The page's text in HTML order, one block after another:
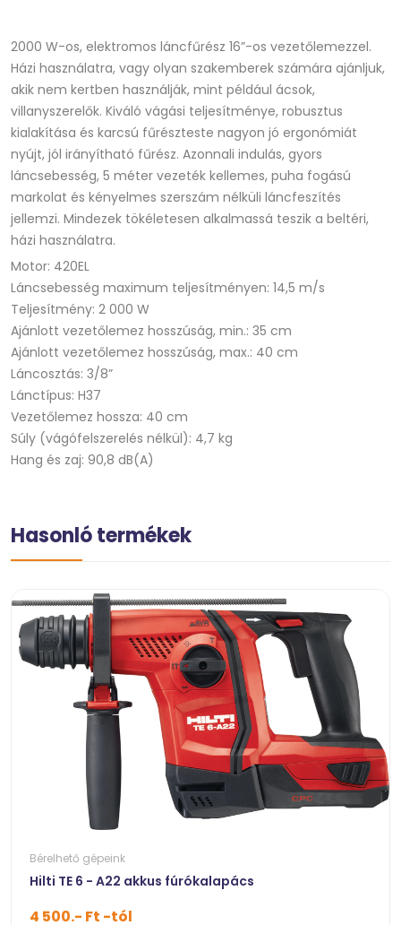
2000 W-os, elektromos láncfűrész 16”-os vezetőlemezzel.
Házi használatra, vagy olyan szakemberek számára ajánljuk,
akik nem kertben használják, mint például ácsok,
villanyszerelők. Kiváló vágási teljesítménye, robusztus
kialakítása és karcsú fűrészteste nagyon jó ergonómiát
nyújt, jól irányítható fűrész. Azonnali indulás, gyors
láncsebesség, 5 méter vezeték kellemes, puha fogású
markolat és kényelmes szerszám nélküli láncfeszítés
jellemzi. Mindezek tökéletesen alkalmassá teszik a beltéri,
házi használatra.
Motor: 420EL
Láncsebesség maximum teljesítményen: 14,5 m/s
Teljesítmény: 2 000 W
Ajánlott vezetőlemez hosszúság, min.: 35 cm
Ajánlott vezetőlemez hosszúság, max.: 40 cm
Láncosztás: 3/8”
Lánctípus: H37
Vezetőlemez hossza: 40 cm
Súly (vágófelszerelés nélkül): 4,7 kg
Hang és zaj: 90,8 dB(A)
Hasonló termékek
Bérelhető gépeink
Hilti TE 6 - A22 akkus fúrókalapács
4 500.- Ft -tól